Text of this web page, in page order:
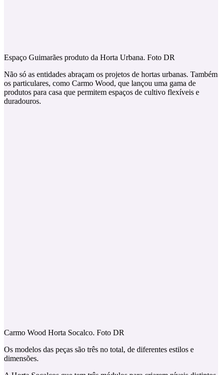
Espaço Guimarães produto da Horta Urbana. Foto DR
Não só as entidades abraçam os projetos de hortas urbanas. Também
os particulares, como Carmo Wood, que lançou uma gama de
produtos para casa que permitem espaços de cultivo flexíveis e
duradouros.
Carmo Wood Horta Socalco. Foto DR
Os modelos das peças são três no total, de diferentes estilos e
dimensões.